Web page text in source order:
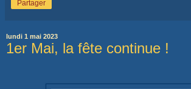
Partager
lundi 1 mai 2023
1er Mai, la fête continue !